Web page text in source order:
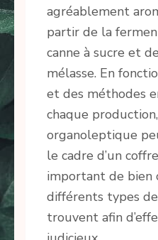
agréablement
partir de la
canne à sucre et
mélasse. En
et des méthodes
chaque
organoleptique
le cadre d’un
important de bien
différents types
trouvent afin